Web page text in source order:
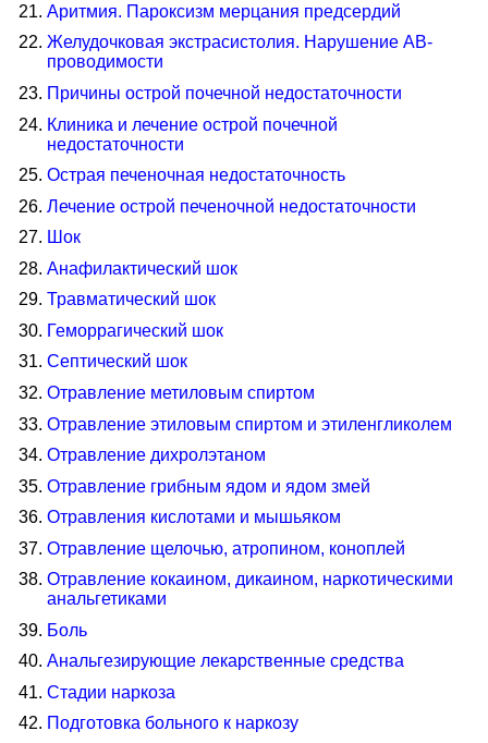
Аритмия. Пароксизм мерцания предсердий
Желудочковая экстрасистолия. Нарушение АВ-
проводимости
Причины острой почечной недостаточности
Клиника и лечение острой почечной
недостаточности
Острая печеночная недостаточность
Лечение острой печеночной недостаточности
Шок
Анафилактический шок
Травматический шок
Геморрагический шок
Септический шок
Отравление метиловым спиртом
Отравление этиловым спиртом и этиленгликолем
Отравление дихролэтаном
Отравление грибным ядом и ядом змей
Отравления кислотами и мышьяком
Отравление щелочью, атропином, коноплей
Отравление кокаином, дикаином, наркотическими
анальгетиками
Боль
Анальгезирующие лекарственные средства
Стадии наркоза
Подготовка больного к наркозу